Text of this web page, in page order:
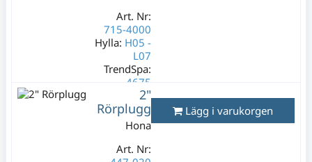
Art. Nr:
715-4000
Hylla: H05 -
L07
TrendSpa:
4675
Lagerstatus:
3 st
99 kr
Varav moms:
19,80 kr
2"
Rörplugg
Hona
Art. Nr:
Lägg i varukorgen